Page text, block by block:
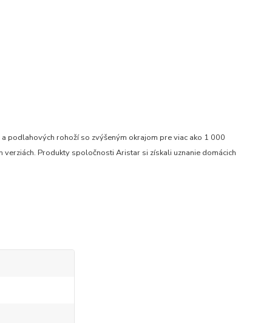
podlahových rohoží so zvýšeným okrajom pre viac ako 1 000
Produkty spoločnosti Aristar si získali uznanie domácich